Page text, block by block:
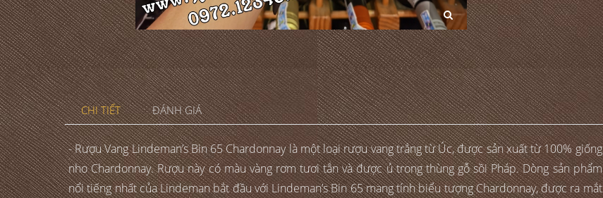
CHI TIẾT ĐÁNH GIÁ
- Rượu Vang Lindeman’s Bin 65 Chardonnay là một loại rượu vang trắng từ Úc, được sản xuất từ 100% giống
nho Chardonnay. Rượu này có màu vàng rơm tươi tắn và được ủ trong thùng gỗ sồi Pháp. Dòng sản phẩm
nổi tiếng nhất của Lindeman bắt đầu với Lindeman’s Bin 65 mang tính biểu tượng Chardonnay, được ra mắt